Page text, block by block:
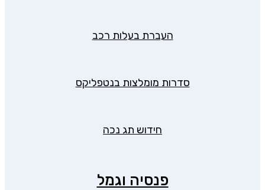
העברת בעלות רכב
סדרות מומלצות בנטפליקס
חידוש תג נכה
פנסיה וגמל